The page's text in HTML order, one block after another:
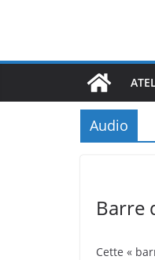
Audio
Barre
Cette «